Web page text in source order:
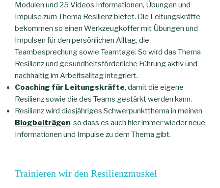
Modulen und 25 Videos Informationen, Übungen und
Impulse zum Thema Resilienz bietet. Die Leitungskräfte
bekommen so einen Werkzeugkoffer mit Übungen und
Impulsen für den persönlichen Alltag, die
Teambesprechung sowie Teamtage. So wird das Thema
Resilienz und gesundheitsförderliche Führung aktiv und
nachhaltig im Arbeitsalltag integriert.
Coaching für Leitungskräfte, damit die eigene
Resilienz sowie die des Teams gestärkt werden kann.
Resilienz wird diesjähriges Schwerpunktthema in meinen
Blogbeiträgen, so dass es auch hier immer wieder neue
Informationen und Impulse zu dem Thema gibt.
Trainieren wir den Resilienzmuskel